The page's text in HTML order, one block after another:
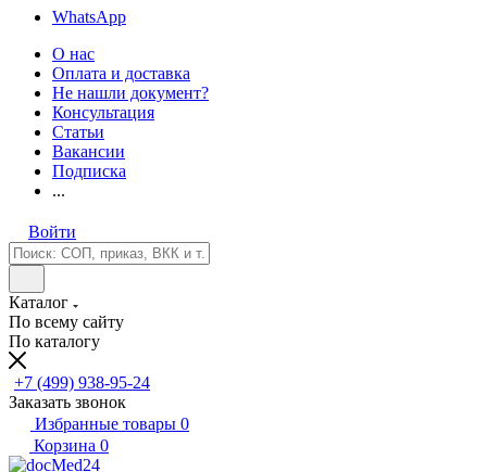
WhatsApp
О нас
Оплата и доставка
Не нашли документ?
Консультация
Статьи
Вакансии
Подписка
...
Войти
Каталог
По всему сайту
По каталогу
+7 (499) 938-95-24
Заказать звонок
Избранные товары 0
Корзина 0